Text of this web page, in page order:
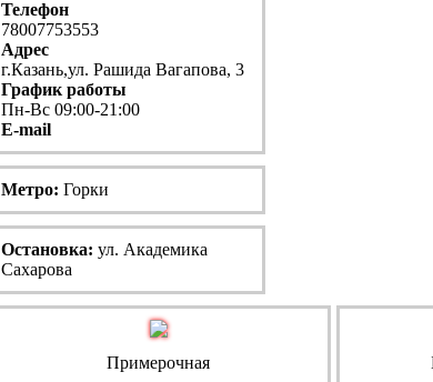
Телефон
78007753553
Адрес
г.Казань,ул. Рашида Вагапова, 3
График работы
Пн-Вс 09:00-21:00
E-mail
Метро: Горки
Остановка: ул. Академика
Сахарова
Примерочная